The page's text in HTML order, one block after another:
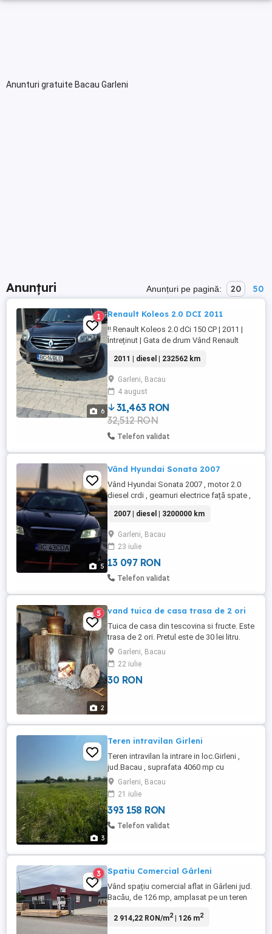
Anunturi gratuite Bacau Garleni
Anunțuri Anunțuri pe pagină: 20 50
6
1 Renault Koleos 2.0 DCI 2011
!! Renault Koleos 2.0 dCi 150 CP | 2011 |
Întreținut | Gata de drum Vând Renault
dCi diesel, o mașină spațioasă,
confortabilă și fiabilă, ideală atât pentru
oraș, cât și pentru drumuri lungi. Mașina
este în stare bună de funcționare,
întreținută , cu toate ...
2011 | diesel | 232562 km
Garleni, Bacau
4 august
31,463 RON
32,512 RON
Telefon validat
5
Vând Hyundai Sonata 2007
Vând Hyundai Sonata 2007 , motor 2.0
diesel crdi , geamuri electrice față spate ,
încălzire , interior crem , jante pe 17 , preț
2500 euro negociabil
2007 | diesel | 3200000 km
Garleni, Bacau
23 iulie
13 097 RON
Telefon validat
2
5 vand tuica de casa trasa de 2 ori
Tuica de casa din tescovina si fructe. Este
trasa de 2 ori. Pretul este de 30 lei litru.
Garleni, Bacau
22 iulie
30 RON
3
Teren intravilan Girleni
Teren intravilan la intrare in loc.Girleni ,
jud.Bacau , suprafata 4060 mp cu
deschidere de 26 m si lungime de 150 m.
Garleni, Bacau
21 iulie
393 158 RON
Telefon validat
3 Spatiu Comercial Gârleni
Vând spațiu comercial aflat in Gârleni jud.
Bacău, de 126 mp, amplasat pe un teren
centrală cu vad bun. Preț 70.000 Mai multe
2 914,22 RON/m2| 126 m2